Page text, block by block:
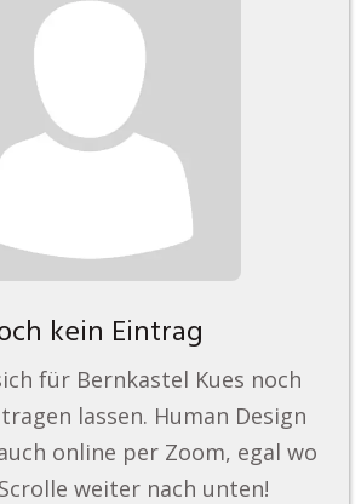
kein Eintrag
für Bernkastel Kues noch
lassen. Human Design
online per Zoom, egal wo
weiter nach unten!